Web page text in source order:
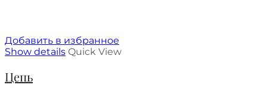
Добавить в избранное
Show details Quick View
Цепь